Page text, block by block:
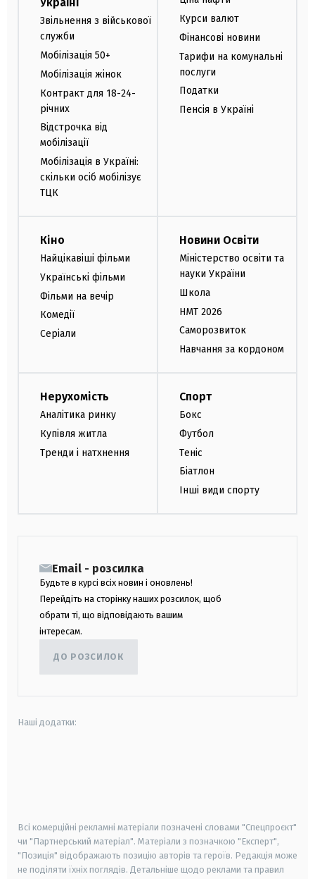
Звільнення з військової
служби
Мобілізація 50+
Мобілізація жінок
Контракт для 18-24-
річних
Відстрочка від
мобілізації
Мобілізація в Україні:
скільки осіб мобілізує
ТЦК
Курси валют
Фінансові новини
Тарифи на комунальні
послуги
Податки
Пенсія в Україні
Кіно
Найцікавіші фільми
Українські фільми
Фільми на вечір
Комедії
Серіали
Новини Освіти
Міністерство освіти та
науки України
Школа
НМТ 2026
Саморозвиток
Навчання за кордоном
Нерухомість
Аналітика ринку
Купівля житла
Тренди і натхнення
Спорт
Бокс
Футбол
Теніс
Біатлон
Інші види спорту
Email - розсилка
Будьте в курсі всіх новин і оновлень!
Перейдіть на сторінку наших розсилок, щоб
обрати ті, що відповідають вашим
інтересам.
ДО РОЗСИЛОК
Наші додатки:
Всі комерційні рекламні матеріали позначені словами "Спецпроєкт"
чи "Партнерський матеріал". Матеріали з позначкою "Експерт",
"Позиція" відображають позицію авторів та героїв. Редакція може
не поділяти їхніх поглядів. Детальніше щодо реклами та правил